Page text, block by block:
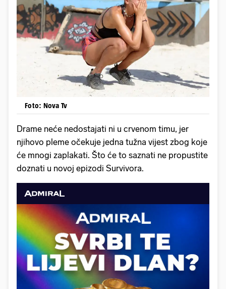
Foto: Nova Tv
Drame neće nedostajati ni u crvenom timu, jer
njihovo pleme očekuje jedna tužna vijest zbog koje
će mnogi zaplakati. Što će to saznati ne propustite
doznati u novoj epizodi Survivora.